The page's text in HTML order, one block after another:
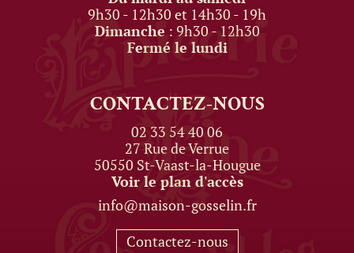
9h30 - 12h30 et 14h30 - 19h
Dimanche : 9h30 - 12h30
Fermé le lundi
CONTACTEZ-NOUS
02 33 54 40 06
27 Rue de Verrue
50550 St-Vaast-la-Hougue
Voir le plan d'accès
info@maison-gosselin.fr
Contactez-nous